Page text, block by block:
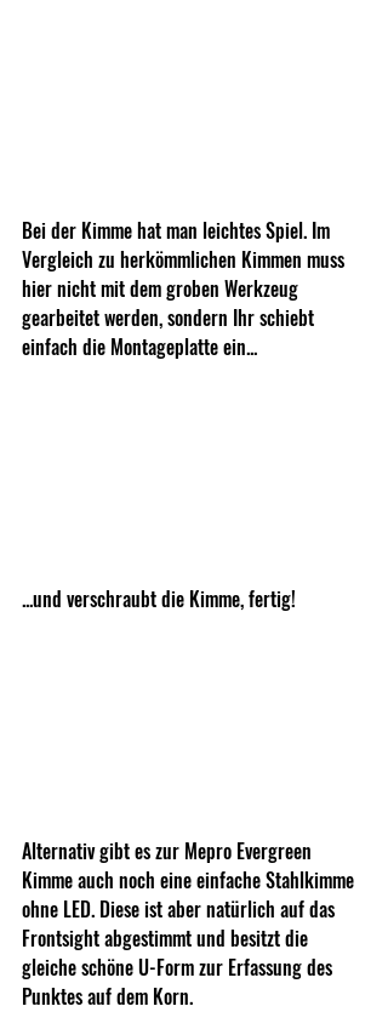
Bei der Kimme hat man leichtes Spiel. Im
Vergleich zu herkömmlichen Kimmen muss
hier nicht mit dem groben Werkzeug
gearbeitet werden, sondern Ihr schiebt
einfach die Montageplatte ein...
...und verschraubt die Kimme, fertig!
Alternativ gibt es zur Mepro Evergreen
Kimme auch noch eine einfache Stahlkimme
ohne LED. Diese ist aber natürlich auf das
Frontsight abgestimmt und besitzt die
gleiche schöne U-Form zur Erfassung des
Punktes auf dem Korn.